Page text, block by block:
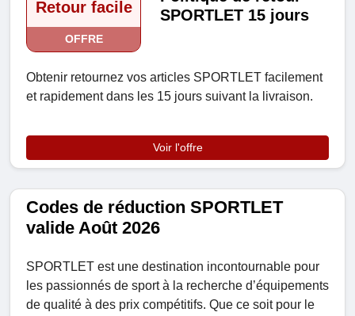
Retour facile
OFFRE
SPORTLET 15 jours
Obtenir retournez vos articles SPORTLET facilement
et rapidement dans les 15 jours suivant la livraison.
Voir l'offre
Codes de réduction SPORTLET
valide Août 2026
SPORTLET est une destination incontournable pour
les passionnés de sport à la recherche d’équipements
de qualité à des prix compétitifs. Que ce soit pour le